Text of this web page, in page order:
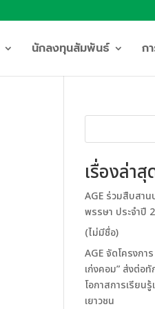
นักลงทุนสัมพันธ์ ก
เรื่องล่าสุ
AGE ร่วมสืบสา
พรรษา ประจำปี
(ไม่มีชื่อ)
AGE จัดโครงกา
เก่งคอม” ส่งต่อ
โอกาสการเรียน
เยาวชน